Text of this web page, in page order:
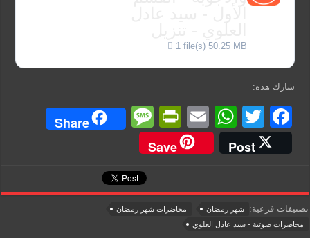
1 file(s) 50.25 MB
شارك هذه:
F
a
c
b
o
T
wi
tt
W
h
at
A
p
E
m
ail
Pr
in
tF
ri
e
M
a
g
Share
Post
Save
تصنيفات فرعية: شهر رمضان
محاضرات شهر رمضان
محاضرات صوتية - سيد عادل العلوي